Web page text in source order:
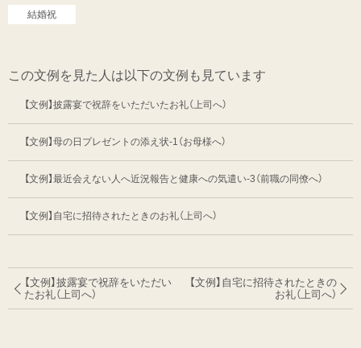
結婚祝
この文例を見た人は以下の文例も見ています
【文例】披露宴で祝辞をいただいたお礼（上司へ）
【文例】母の日プレゼントの添え状-1（お母様へ）
【文例】最近会えない人へ近況報告と健康への気遣い-3（前職の同僚へ）
【文例】自宅に招待されたときのお礼（上司へ）
【文例】披露宴で祝辞をいただい
たお礼（上司へ）
【文例】自宅に招待されたときの
お礼（上司へ）